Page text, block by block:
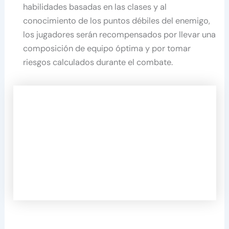
habilidades basadas en las clases y al
conocimiento de los puntos débiles del enemigo,
los jugadores serán recompensados por llevar una
composición de equipo óptima y por tomar
riesgos calculados durante el combate.